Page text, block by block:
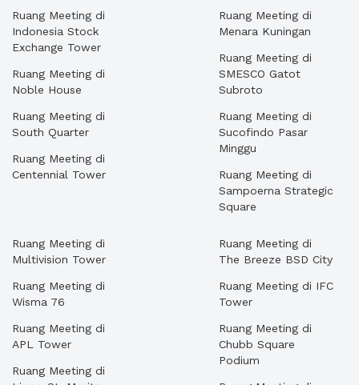
Ruang Meeting di
Indonesia Stock
Exchange Tower
Ruang Meeting di
Noble House
Ruang Meeting di
South Quarter
Ruang Meeting di
Centennial Tower
Ruang Meeting di
Menara Kuningan
Ruang Meeting di
SMESCO Gatot
Subroto
Ruang Meeting di
Sucofindo Pasar
Minggu
Ruang Meeting di
Sampoerna Strategic
Square
Ruang Meeting di
Multivision Tower
Ruang Meeting di
Wisma 76
Ruang Meeting di
APL Tower
Ruang Meeting di
Ruang Meeting di
The Breeze BSD City
Ruang Meeting di IFC
Tower
Ruang Meeting di
Chubb Square
Podium